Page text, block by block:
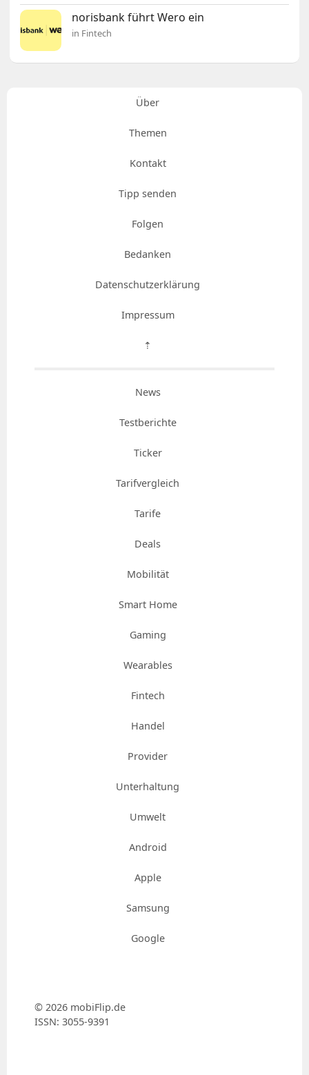
norisbank führt Wero ein
in Fintech
Über
Themen
Kontakt
Tipp senden
Folgen
Bedanken
Datenschutzerklärung
Impressum
⇡
News
Testberichte
Ticker
Tarifvergleich
Tarife
Deals
Mobilität
Smart Home
Gaming
Wearables
Fintech
Handel
Provider
Unterhaltung
Umwelt
Android
Apple
Samsung
Google
© 2026 mobiFlip.de
ISSN: 3055-9391